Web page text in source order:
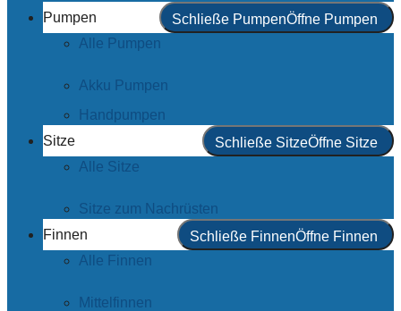
Pumpen
Schließe PumpenÖffne Pumpen
Alle Pumpen
Akku Pumpen
Handpumpen
Sitze
Schließe SitzeÖffne Sitze
Alle Sitze
Sitze zum Nachrüsten
Finnen
Schließe FinnenÖffne Finnen
Alle Finnen
Mittelfinnen